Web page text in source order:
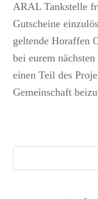
ARAL Tankstelle
Gutscheine
geltende Horaffen
bei eurem
einen Teil des
Gemeinschaft